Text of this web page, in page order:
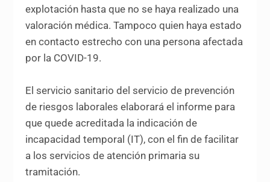
explotación hasta que no se haya realizado una
valoración médica. Tampoco quien haya estado
en contacto estrecho con una persona afectada
por la COVID-19.
El servicio sanitario del servicio de prevención
de riesgos laborales elaborará el informe para
que quede acreditada la indicación de
incapacidad temporal (IT), con el fin de facilitar
a los servicios de atención primaria su
tramitación.